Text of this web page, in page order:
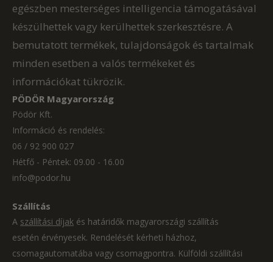
egészben mesterséges intelligencia támogatásával
készülhettek vagy kerülhettek szerkesztésre. A
bemutatott termékek, tulajdonságok és tartalmak
minden esetben a valós termékeket és
információkat tükrözik.
PÖDÖR Magyarország
Pödör Kft.
Információ és rendelés:
06 / 92 900 027
Hétfő - Péntek: 09.00 - 16.00
info@podor.hu
Szállítás
A szállítási díjak és határidők magyarországi szállítás
esetén érvényesek. Rendelését kérheti házhoz,
csomagautomatába vagy csomagpontra. Külföldi szállítási